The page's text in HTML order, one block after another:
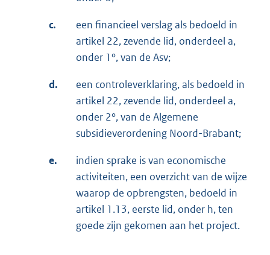
c.
een financieel verslag als bedoeld in
artikel 22, zevende lid, onderdeel a,
onder 1°, van de Asv;
d.
een controleverklaring, als bedoeld in
artikel 22, zevende lid, onderdeel a,
onder 2°, van de Algemene
subsidieverordening Noord-Brabant;
e.
indien sprake is van economische
activiteiten, een overzicht van de wijze
waarop de opbrengsten, bedoeld in
artikel 1.13, eerste lid, onder h, ten
goede zijn gekomen aan het project.